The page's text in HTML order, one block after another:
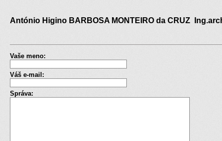
António Higino BARBOSA MONTEIRO da CRUZ
Vaše meno:
Váš e-mail:
Správa: